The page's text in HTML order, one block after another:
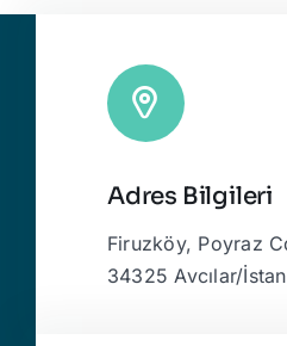
Adres Bilgileri
Firuzköy, Poyraz
34325 Avcılar/